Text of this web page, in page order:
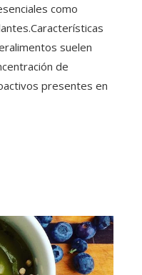
como
suelen
de
presentes en